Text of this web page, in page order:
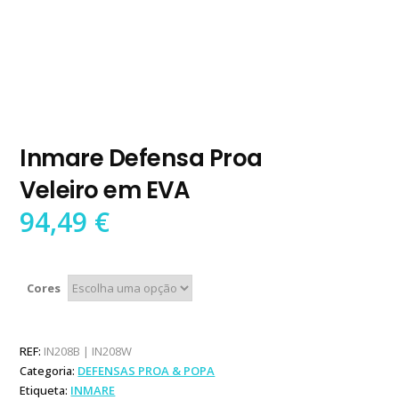
Inmare Defensa Proa
Veleiro em EVA
94,49 €
Cores
REF: IN208B | IN208W
Categoria: DEFENSAS PROA & POPA
Etiqueta: INMARE